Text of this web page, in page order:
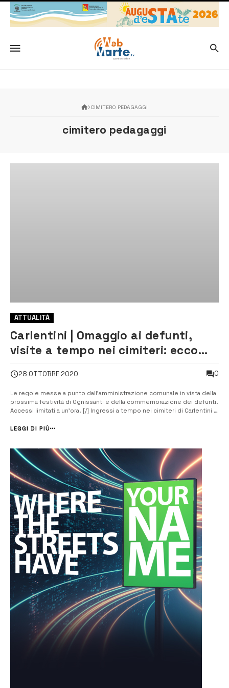
CIMITERO PEDAGAGGI
cimitero pedagaggi
ATTUALITÀ
Carlentini | Omaggio ai defunti,
visite a tempo nei cimiteri: ecco
28 OTTOBRE 2020 0
Le regole messe a punto dall’amministrazione comunale in vista della
prossima festività di Ognissanti e della commemorazione dei defunti.
Accessi limitati a un’ora. [/] Ingressi a tempo nei cimiteri di Carlentini e
commemorazione dei defunti. Lo dispone una ordinanza del sin...
LEGGI DI PIÙ